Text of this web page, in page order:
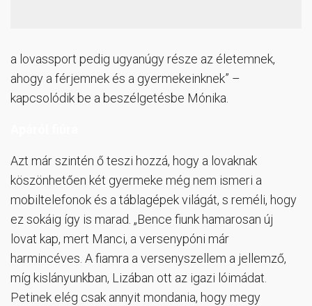
a lovassport pedig ugyanúgy része az életemnek,
ahogy a férjemnek és a gyermekeinknek” –
kapcsolódik be a beszélgetésbe Mónika.
Azt már szintén ő teszi hozzá, hogy a lovaknak
köszönhetően két gyermeke még nem ismeri a
mobiltelefonok és a táblagépek világát, s reméli, hogy
ez sokáig így is marad. „Bence fiunk hamarosan új
lovat kap, mert Manci, a versenypóni már
harmincéves. A fiamra a versenyszellem a jellemző,
míg kislányunkban, Lizában ott az igazi lóimádat.
Petinek elég csak annyit mondania, hogy megy